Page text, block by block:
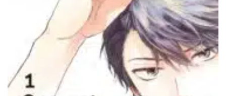
Ajouter
à la
wishlist